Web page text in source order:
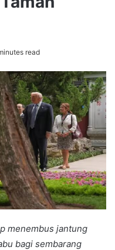
read
menembus jantung
bagi sembarang